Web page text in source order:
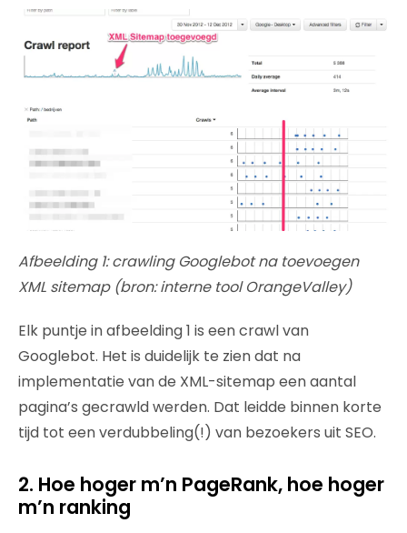
Afbeelding 1: crawling Googlebot na toevoegen
XML sitemap (bron: interne tool OrangeValley)
Elk puntje in afbeelding 1 is een crawl van
Googlebot. Het is duidelijk te zien dat na
implementatie van de XML-sitemap een aantal
pagina’s gecrawld werden. Dat leidde binnen korte
tijd tot een verdubbeling(!) van bezoekers uit SEO.
2. Hoe hoger m’n PageRank, hoe hoger
m’n ranking